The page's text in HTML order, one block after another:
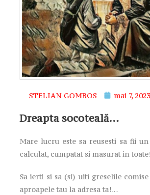
STELIAN GOMBOS mai 7, 2023
Dreapta socoteală…
Mare lucru este sa reusesti sa fii
calculat, cumpatat si masurat in
Sa ierti si sa (si) uiti greselile
aproapele tau la adresa ta!…